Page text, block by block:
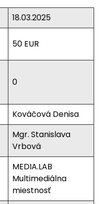
18.03.2025
50 EUR
0
Kováčová Denisa
Mgr. Stanislava
Vrbová
MEDIA.LAB
Multimediálna
miestnosť